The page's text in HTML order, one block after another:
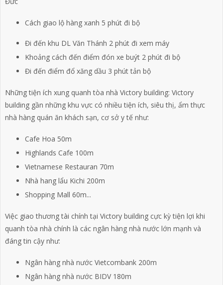
Cách giao lộ hàng xanh 5 phút đi bộ
Đi đến khu DL Văn Thánh 2 phút đi xem máy
Khoảng cách đến điểm đón xe buýt 2 phút đi bộ
Đi đến điểm đổ xăng dầu 3 phút tản bộ
Những tiện ích xung quanh tòa nhà Victory building: Victory
building gần những khu vực có nhiều tiện ích, siêu thị, ẩm thực
nhà hàng quán ăn khách sạn, cơ sở y tế như:
Cafe Hoa 50m
Highlands Cafe 100m
Vietnamese Restauran 70m
Nhà hang lẩu Kichi 200m
Shopping Mall 60m...
Việc giao thương tài chính tại Victory building cực kỳ tiện lợi khi
quanh tòa nhà chính là các ngân hàng nhà nước lớn mạnh và
đáng tin cậy như:
Ngân hàng nhà nước Vietcombank 200m
Ngân hàng nhà nước BIDV 180m